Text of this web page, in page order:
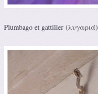
Plumbago et gattilier (λυγαριά)